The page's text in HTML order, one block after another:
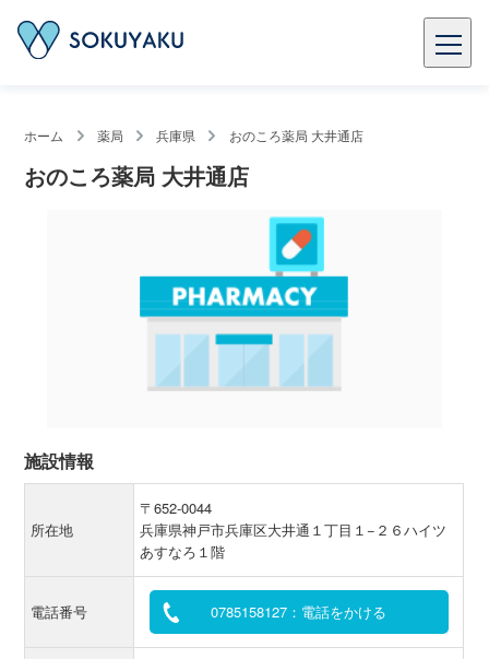
ホーム 薬局 兵庫県 おのころ薬局 大井通店
おのころ薬局 大井通店
施設情報
所在地
〒652-0044
兵庫県神戸市兵庫区大井通１丁目１−２６ハイツ
あすなろ１階
電話番号 0785158127：電話をかける